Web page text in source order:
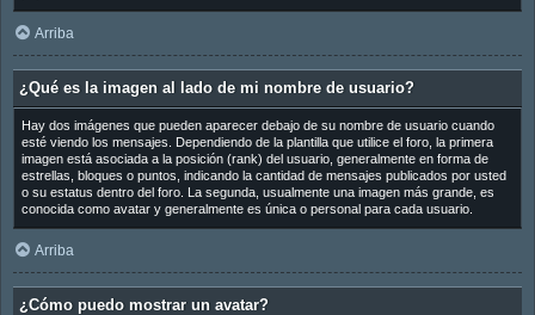
Arriba
¿Qué es la imagen al lado de mi nombre de usuario?
Hay dos imágenes que pueden aparecer debajo de su nombre de usuario cuando
esté viendo los mensajes. Dependiendo de la plantilla que utilice el foro, la primera
imagen está asociada a la posición (rank) del usuario, generalmente en forma de
estrellas, bloques o puntos, indicando la cantidad de mensajes publicados por usted
o su estatus dentro del foro. La segunda, usualmente una imagen más grande, es
conocida como avatar y generalmente es única o personal para cada usuario.
Arriba
¿Cómo puedo mostrar un avatar?